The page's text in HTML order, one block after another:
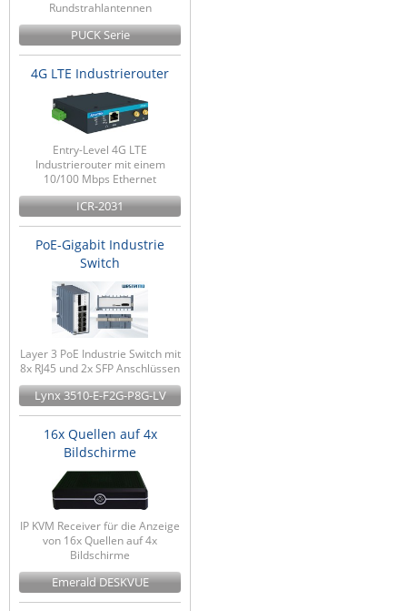
TEKTELIC
Teltonika
Unwired Networks
Vision
WATTECO
Westermo
Yuasa
ZPE Systems
News zu unseren Herstellern
Rundstrahlantennen
PUCK Serie
4G LTE Industrierouter
Entry-Level 4G LTE
Industrierouter mit einem
10/100 Mbps Ethernet
ICR-2031
PoE-Gigabit Industrie
Switch
Layer 3 PoE Industrie Switch mit
8x RJ45 und 2x SFP Anschlüssen
Lynx 3510-E-F2G-P8G-LV
16x Quellen auf 4x
Bildschirme
IP KVM Receiver für die Anzeige
von 16x Quellen auf 4x
Bildschirme
Emerald DESKVUE